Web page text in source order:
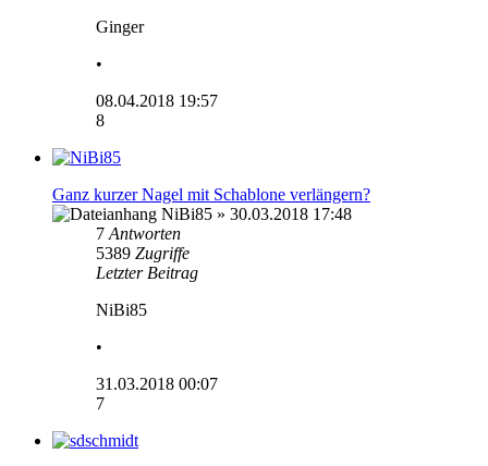
Ginger
•
08.04.2018 19:57
8
Ganz kurzer Nagel mit Schablone verlängern?
NiBi85 » 30.03.2018 17:48
7 Antworten
5389 Zugriffe
Letzter Beitrag
NiBi85
•
31.03.2018 00:07
7